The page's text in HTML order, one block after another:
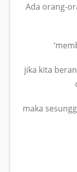
Ada orang-
jika kita
maka